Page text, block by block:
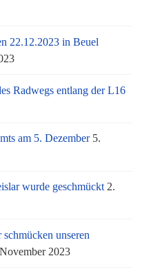
22.12.2023 in Beuel
Radwegs entlang der L16
am 5. Dezember 5.
wurde geschmückt 2.
unseren
2023